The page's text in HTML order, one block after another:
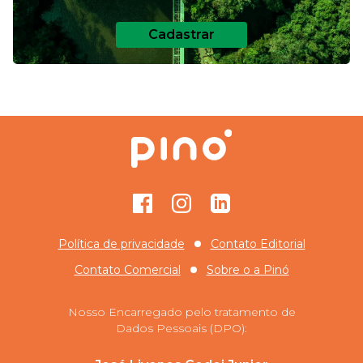
Cadastrar
FacebookInstagramGitHub
Política de privacidade
Contato Editorial
Contato Comercial
Sobre o a Pinó
Nosso Encarregado pelo tratamento de
Dados Pessoais (DPO):